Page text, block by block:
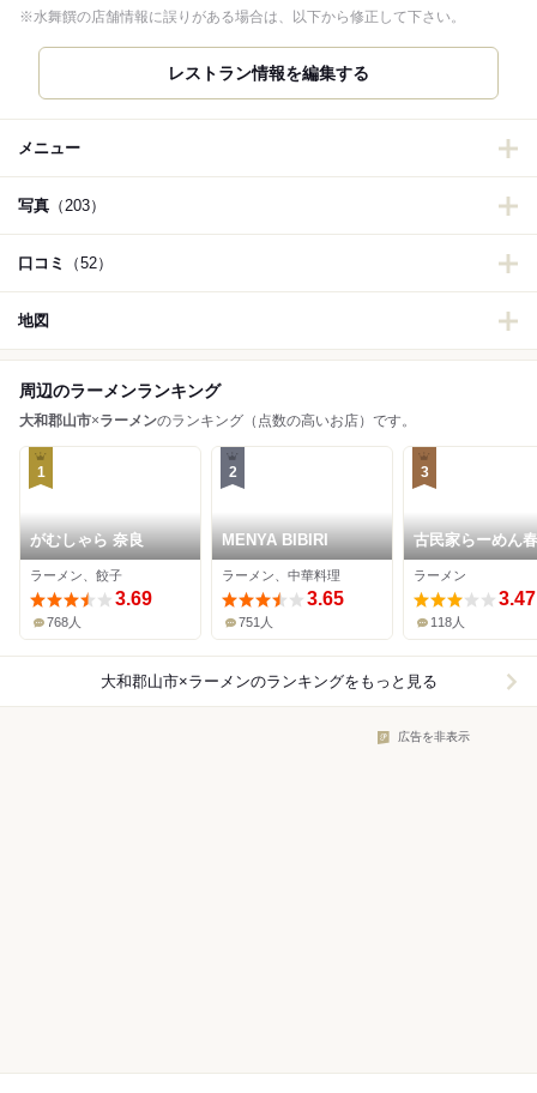
※水舞饌の店舗情報に誤りがある場合は、以下から修正して下さい。
メニュー
写真 （203）
口コミ （52）
地図
周辺のラーメンランキング
大和郡山市×ラーメンのランキング（点数の高いお店）です。
1
がむしゃら 奈良
ラーメン、餃子
3.69
768人
2
MENYA BIBIRI
ラーメン、中華料理
3.65
751人
3
古民家らーめん
ラーメン
3.47
118人
大和郡山市×ラーメンのランキングをもっと見る
広告を非表示